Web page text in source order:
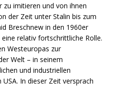
zu imitieren und von ihnen
der Zeit unter Stalin bis zum
Breschnew in den 1960er
relativ fortschrittliche Rolle.
Westeuropas zur
Welt – in seinem
und industriellen
In dieser Zeit versprach